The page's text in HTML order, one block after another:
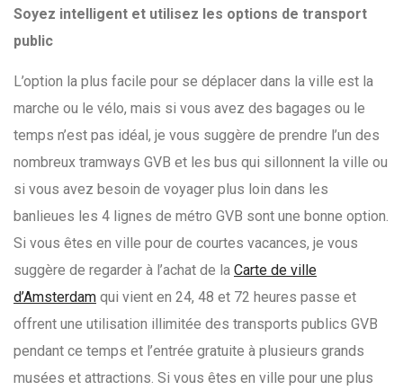
Soyez intelligent et utilisez les options de transport
public
L’option la plus facile pour se déplacer dans la ville est la
marche ou le vélo, mais si vous avez des bagages ou le
temps n’est pas idéal, je vous suggère de prendre l’un des
nombreux tramways GVB et les bus qui sillonnent la ville ou
si vous avez besoin de voyager plus loin dans les
banlieues les 4 lignes de métro GVB sont une bonne option.
Si vous êtes en ville pour de courtes vacances, je vous
suggère de regarder à l’achat de la Carte de ville
d’Amsterdam qui vient en 24, 48 et 72 heures passe et
offrent une utilisation illimitée des transports publics GVB
pendant ce temps et l’entrée gratuite à plusieurs grands
musées et attractions. Si vous êtes en ville pour une plus